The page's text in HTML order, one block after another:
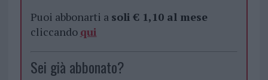
Puoi abbonarti a soli € 1,10 al mese
cliccando qui
Sei già abbonato?